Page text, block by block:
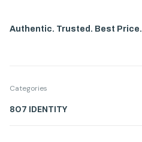
Authentic. Trusted. Best Price.
Categories
807 IDENTITY